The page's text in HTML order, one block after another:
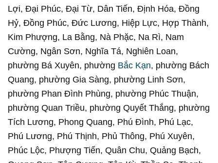
Lợi, Đại Phúc, Đại Từ, Dân Tiến, Định Hóa, Đồng
Hỷ, Đồng Phúc, Đức Lương, Hiệp Lực, Hợp Thành,
Kim Phượng, La Bằng, Nà Phặc, Na Rì, Nam
Cường, Ngân Sơn, Nghĩa Tá, Nghiên Loan,
phường Bá Xuyên, phường Bắc Kạn, phường Bách
Quang, phường Gia Sàng, phường Linh Sơn,
phường Phan Đình Phùng, phường Phúc Thuận,
phường Quan Triều, phường Quyết Thắng, phường
Tích Lương, Phong Quang, Phú Đình, Phú Lạc,
Phú Lương, Phú Thịnh, Phủ Thông, Phú Xuyên,
Phúc Lộc, Phượng Tiến, Quân Chu, Quảng Bạch,